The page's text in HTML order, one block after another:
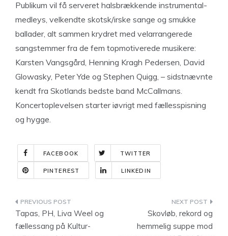
Publikum vil få serveret halsbrækkende instrumental-
medleys, velkendte skotsk/irske sange og smukke
ballader, alt sammen krydret med velarrangerede
sangstemmer fra de fem topmotiverede musikere:
Karsten Vangsgård, Henning Kragh Pedersen, David
Glowasky, Peter Yde og Stephen Quigg, – sidstnævnte
kendt fra Skotlands bedste band McCallmans.
Koncertoplevelsen starter iøvrigt med fællesspisning
og hygge.
FACEBOOK TWITTER
PINTEREST LINKEDIN
Indlægsnavigation
Tapas, PH, Liva Weel og
fællessang på Kultur-
Skovløb, rekord og
hemmelig suppe mod